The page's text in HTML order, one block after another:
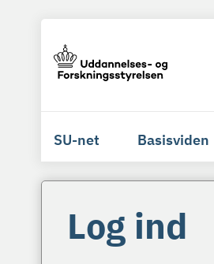
SU-net Basisviden
Log ind